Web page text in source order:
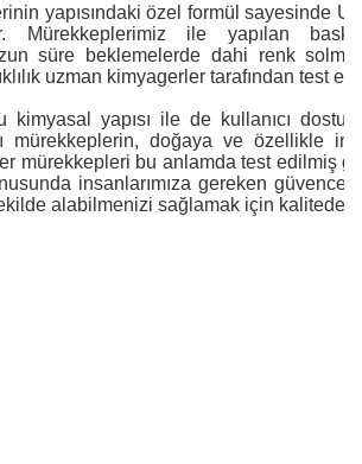
yapısındaki özel formül sayesinde
Mürekkeplerimiz ile yapılan
süre beklemelerde dahi renk
uzman kimyagerler tarafından test
kimyasal yapısı ile de kullanıcı
mürekkeplerin, doğaya ve özellikle
mürekkepleri bu anlamda test edilmiş
insanlarımıza gereken güvenceyi
alabilmenizi sağlamak için